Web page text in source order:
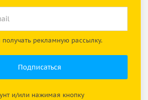
получать рекламную рассылку.
и/или нажимая кнопку